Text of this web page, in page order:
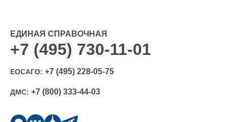
ЕДИНАЯ СПРАВОЧНАЯ
+7 (495) 730-11-01
ЕОСАГО: +7 (495) 228-05-75
ДМС: +7 (800) 333-44-03